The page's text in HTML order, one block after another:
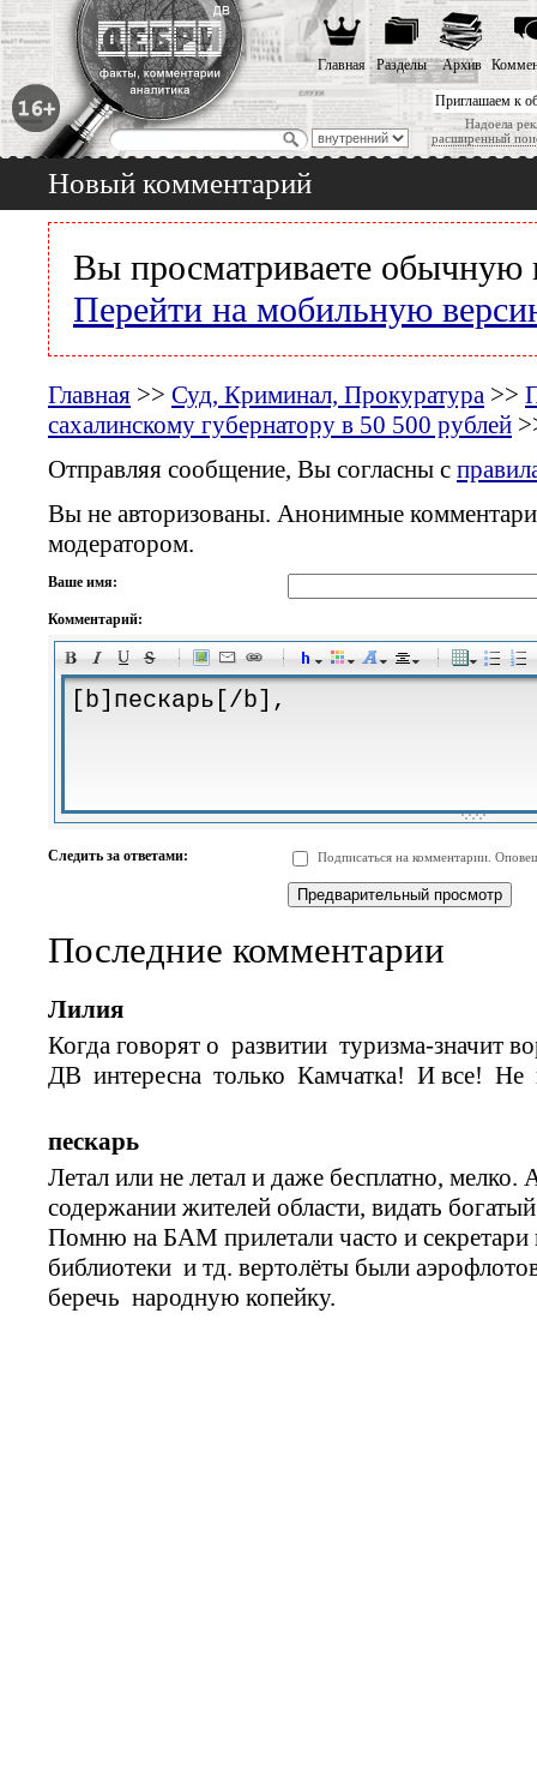
Приглашаем к
Надоела
расширенный
Главная Разделы Архив
Новый комментарий
Вы просматриваете обычную
Перейти на мобильную
Главная >> Суд, Криминал, Прокуратура >>
сахалинскому губернатору в 50 500 рублей
Отправляя сообщение, Вы согласны с
Вы не авторизованы. Анонимные
модератором.
Ваше имя:
Комментарий:
-
-
-
-
-
-
-
-
-
-
-
-
-
-
-
Следить за ответами: Подписаться на комментарии.
Последние комментарии
Лилия
Когда говорят о развитии туризма-значит
ДВ интересна только Камчатка! И все! Не
пескарь
Летал или не летал и даже бесплатно,
содержании жителей области, видать
Помню на БАМ прилетали часто и
библиотеки и тд. вертолёты были
беречь народную копейку.